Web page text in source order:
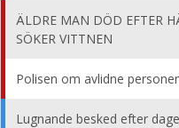
ÄLDRE MAN DÖD EFTER
SÖKER VITTNEN
Polisen om avlidne
Lugnande besked efter